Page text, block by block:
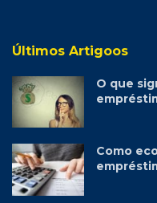
Últimos Artigoos
O que
Como